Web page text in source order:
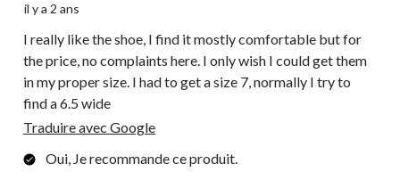
il y a 2 ans
I really like the shoe, I find it mostly comfortable but for
the price, no complaints here. I only wish I could get them
in my proper size. I had to get a size 7, normally I try to
find a 6.5 wide
Traduire avec Google
Oui, Je recommande ce produit.